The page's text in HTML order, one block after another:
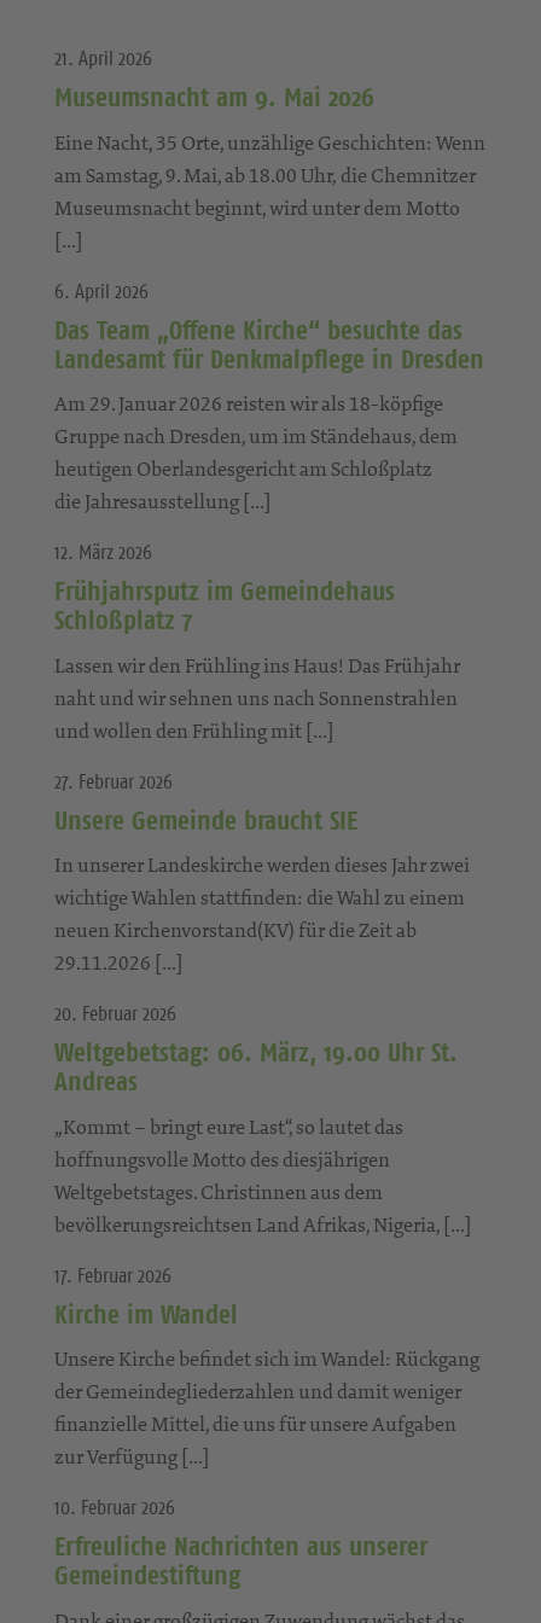
21. April 2026
Museumsnacht am 9. Mai 2026
Eine Nacht, 35 Orte, unzählige Geschichten: Wenn
am Samstag, 9. Mai, ab 18.00 Uhr, die Chemnitzer
Museumsnacht beginnt, wird unter dem Motto
[…]
6. April 2026
Das Team „Offene Kirche“ besuchte das
Landesamt für Denkmalpflege in Dresden
Am 29. Januar 2026 reisten wir als 18-köpfige
Gruppe nach Dresden, um im Ständehaus, dem
heutigen Oberlandesgericht am Schloßplatz
die Jahresausstellung […]
12. März 2026
Frühjahrsputz im Gemeindehaus
Schloßplatz 7
Lassen wir den Frühling ins Haus! Das Frühjahr
naht und wir sehnen uns nach Sonnenstrahlen
und wollen den Frühling mit […]
27. Februar 2026
Unsere Gemeinde braucht SIE
In unserer Landeskirche werden dieses Jahr zwei
wichtige Wahlen stattfinden: die Wahl zu einem
neuen Kirchenvorstand(KV) für die Zeit ab
29.11.2026 […]
20. Februar 2026
Weltgebetstag: 06. März, 19.00 Uhr St.
Andreas
„Kommt – bringt eure Last“, so lautet das
hoffnungsvolle Motto des diesjährigen
Weltgebetstages. Christinnen aus dem
bevölkerungsreichtsen Land Afrikas, Nigeria, […]
17. Februar 2026
Kirche im Wandel
Unsere Kirche befindet sich im Wandel: Rückgang
der Gemeindegliederzahlen und damit weniger
finanzielle Mittel, die uns für unsere Aufgaben
zur Verfügung […]
10. Februar 2026
Erfreuliche Nachrichten aus unserer
Gemeindestiftung